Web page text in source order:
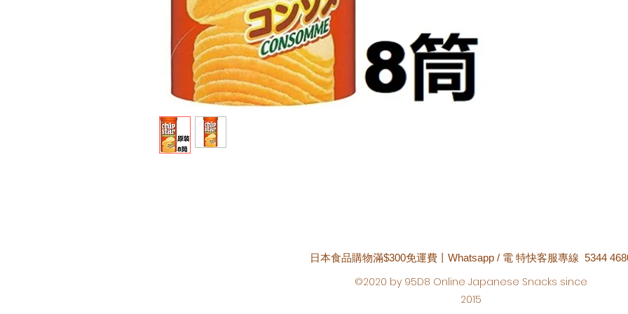
日本食品購物滿$300免運費丨Whatsapp / 電 特快客服專線 5344
©2020 by 95D8 Online Japanese Snacks since
2015